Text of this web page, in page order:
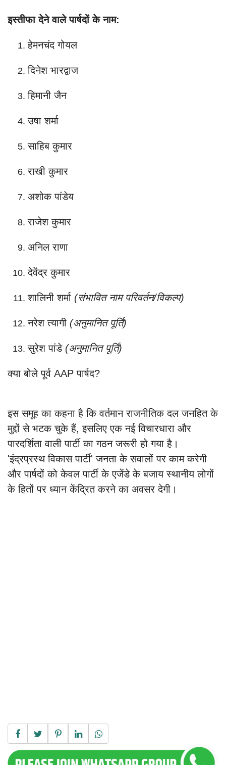
इस्तीफा देने वाले पार्षदों के नाम:
हेमनचंद गोयल
दिनेश भारद्वाज
हिमानी जैन
उषा शर्मा
साहिब कुमार
राखी कुमार
अशोक पांडेय
राजेश कुमार
अनिल राणा
देवेंद्र कुमार
शालिनी शर्मा (संभावित नाम परिवर्तन/विकल्प)
नरेश त्यागी (अनुमानित पूर्ति)
सुरेश पांडे (अनुमानित पूर्ति)
क्या बोले पूर्व AAP पार्षद?
इस समूह का कहना है कि वर्तमान राजनीतिक दल जनहित के
मुद्दों से भटक चुके हैं, इसलिए एक नई विचारधारा और
पारदर्शिता वाली पार्टी का गठन जरूरी हो गया है।
'इंद्रप्रस्थ विकास पार्टी' जनता के सवालों पर काम करेगी
और पार्षदों को केवल पार्टी के एजेंडे के बजाय स्थानीय लोगों
के हितों पर ध्यान केंद्रित करने का अवसर देगी।